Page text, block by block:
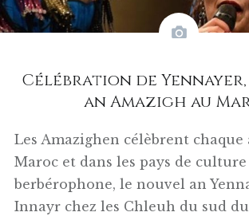
Célébration de
an Amazigh au
Les Amazighen célèbrent chaque
Maroc et dans les pays de culture
berbérophone, le nouvel an
Innayr chez les Chleuh du sud du